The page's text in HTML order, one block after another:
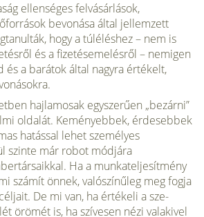
ellenséges felvásárlások,
bevonása által jellemzett
hogy a túl­éléshez – nem is
és a fizetésemelésről – nemigen
és a barátok által nagyra értékelt,
hajlamo­sak egyszerűen „bezárni”
oldalát. Keményebbek, érdesebbek
hatással lehet személyes
szinte már robot módjára
Ha a munkateljesítmény
számít önnek, valószí­nűleg meg fogja
De mi van, ha értékeli a sze­
örömét is, ha szívesen nézi valakivel